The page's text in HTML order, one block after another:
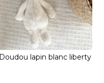
Doudou lapin blanc liberty